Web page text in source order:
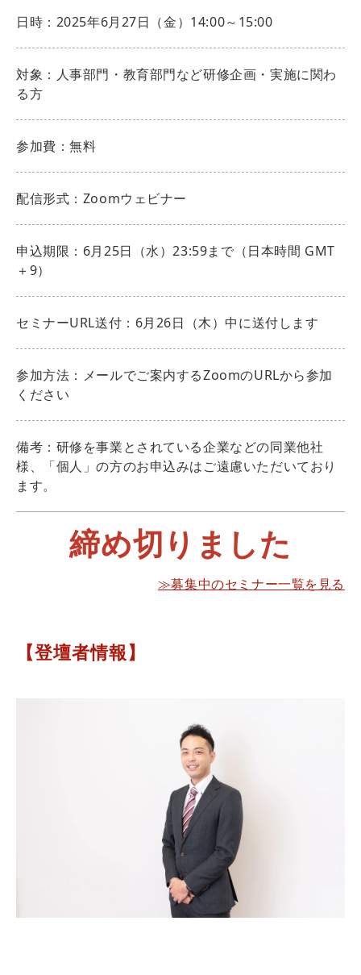
日時：2025年6月27日（金）14:00～15:00
対象：人事部門・教育部門など研修企画・実施に関わ
る方
参加費：無料
配信形式：Zoomウェビナー
申込期限：6月25日（水）23:59まで（日本時間 GMT
＋9）
セミナーURL送付：6月26日（木）中に送付します
参加方法：メールでご案内するZoomのURLから参加
ください
備考：研修を事業とされている企業などの同業他社
様、「個人」の方のお申込みはご遠慮いただいており
ます。
締め切りました
≫募集中のセミナー一覧を見る
【登壇者情報】